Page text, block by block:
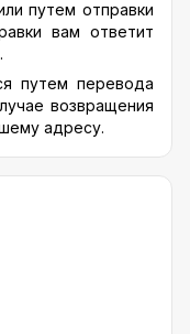
путем отправки
вам ответит
путем перевода
возвращения
адресу.